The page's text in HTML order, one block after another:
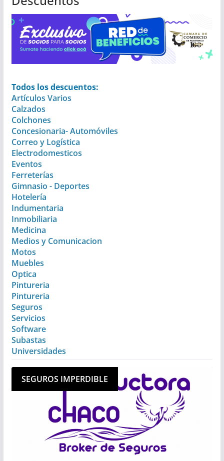
Todos los descuentos:
Artículos Varios
Calzados
Colchones
Concesionaria- Automóviles
Correo y Logística
Electrodomesticos
Eventos
Ferreterías
Gimnasio - Deportes
Hotelería
Indumentaria
Inmobiliaria
Medicina
Medios y Comunicacion
Motos
Muebles
Optica
Pintureria
Pintureria
Seguros
Servicios
Software
Subastas
Universidades
SEGUROS IMPERDIBLE